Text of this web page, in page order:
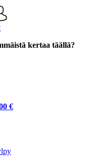
kertaa täällä?
€